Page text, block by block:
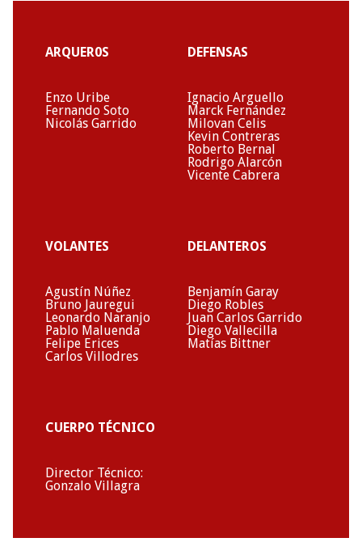
ARQUER0S
Enzo Uribe
Fernando Soto
Nicolás Garrido
DEFENSAS
Ignacio Arguello
Marck Fernández
Milovan Celis
Kevin Contreras
Roberto Bernal
Rodrigo Alarcón
Vicente Cabrera
VOLANTES
Agustín Núñez
Bruno Jauregui
Leonardo Naranjo
Pablo Maluenda
Felipe Erices
Carlos Villodres
DELANTEROS
Benjamín Garay
Diego Robles
Juan Carlos Garrido
Diego Vallecilla
Matías Bittner
CUERPO TÉCNICO
Director Técnico:
Gonzalo Villagra